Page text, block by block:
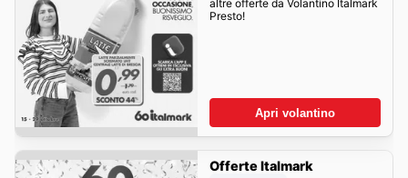
altre offerte da Volantino Italmark
Presto!
Apri volantino
Offerte Italmark